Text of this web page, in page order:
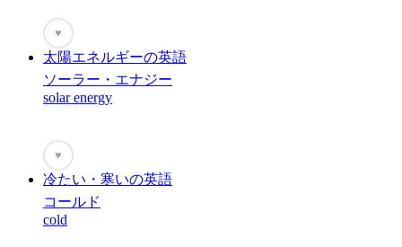
♥
太陽エネルギーの英語
ソーラー・エナジー
solar energy
♥
冷たい・寒いの英語
コールド
cold